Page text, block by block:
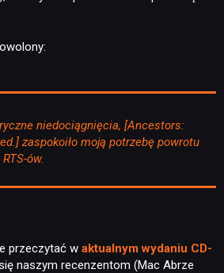
niedociągnięcia, [Ancestors:
zaspokoiło moją potrzebę powrotu
ów.
przeczytać w aktualnym wydaniu CD-
naszym recenzentom (Mac Abrze